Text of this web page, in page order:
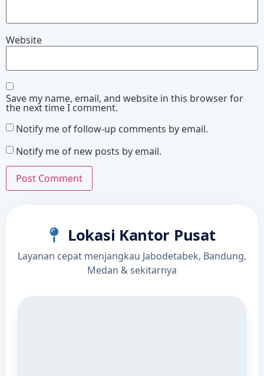
Website
Save my name, email, and website in this browser for
the next time I comment.
Notify me of follow-up comments by email.
Notify me of new posts by email.
Lokasi Kantor Pusat
Layanan cepat menjangkau Jabodetabek, Bandung,
Medan & sekitarnya